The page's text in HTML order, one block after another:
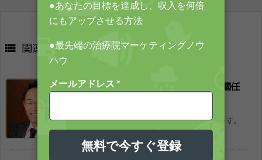
 関連記事
美容メニューは、◯◯なスタッフが適任
おはようございます。 YMC株式会社の山本です。